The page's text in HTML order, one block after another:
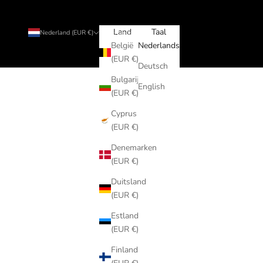
Nederland (EUR €)
Land
België
(EUR €)
Bulgarije
(EUR €)
Cyprus
(EUR €)
Denemarken
(EUR €)
Duitsland
(EUR €)
Estland
(EUR €)
Finland
Nederlands
Taal
Nederlands
Deutsch
English